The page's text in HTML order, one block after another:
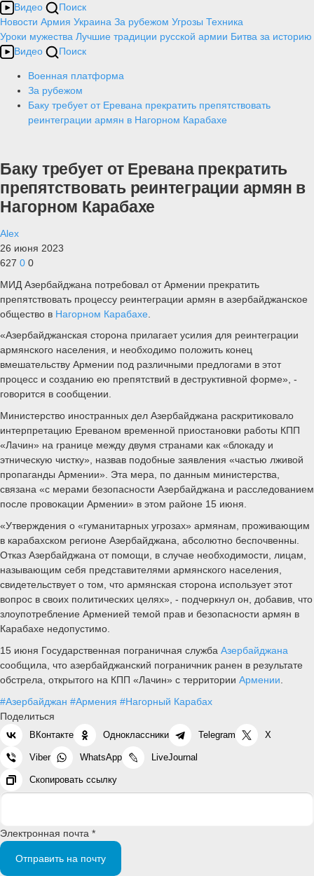
Видео
Поиск
Новости Армия Украина За рубежом Угрозы Техника
Уроки мужества Лучшие традиции русской армии Битва за историю
Видео
Поиск
Военная платформа
За рубежом
Баку требует от Еревана прекратить препятствовать
реинтеграции армян в Нагорном Карабахе
Баку требует от Еревана прекратить
препятствовать реинтеграции армян в
Нагорном Карабахе
Alex
26 июня 2023
627 0 0
МИД Азербайджана потребовал от Армении прекратить
препятствовать процессу реинтеграции армян в азербайджанское
общество в Нагорном Карабахе
«Азербайджанская сторона прилагает усилия для реинтеграции
армянского населения, и необходимо положить конец
вмешательству Армении под различными предлогами в этот
процесс и созданию ею препятствий в деструктивной форме», -
говорится в сообщении.
Министерство иностранных дел Азербайджана раскритиковало
интерпретацию Ереваном временной приостановки работы КПП
«Лачин» на границе между двумя странами как «блокаду и
этническую чистку», назвав подобные заявления «частью лживой
пропаганды Армении». Эта мера, по данным министерства,
связана «с мерами безопасности Азербайджана и расследованием
после провокации Армении» в этом районе 15 июня.
«Утверждения о «гуманитарных угрозах» армянам, проживающим
в карабахском регионе Азербайджана, абсолютно беспочвенны.
Отказ Азербайджана от помощи, в случае необходимости, лицам,
называющим себя представителями армянского населения,
свидетельствует о том, что армянская сторона использует этот
вопрос в своих политических целях», - подчеркнул он, добавив, что
злоупотребление Арменией темой прав и безопасности армян в
Карабахе недопустимо.
15 июня Государственная пограничная служба Азербайджана
сообщила, что азербайджанский пограничник ранен в результате
обстрела, открытого на КПП «Лачин» с территории Армении
#Азербайджан #Армения #Нагорный Карабах
Поделиться
ВКонтакте Одноклассники Telegram X
Viber WhatsApp LiveJournal
Скопировать ссылку
Электронная почта *
Отправить на почту